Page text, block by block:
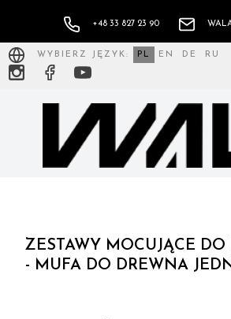
+48 33 827 23 90
WYBIERZ JĘZYK: PL EN DE RU
ZESTAWY MOCUJĄCE
- MUFA DO DREWNA